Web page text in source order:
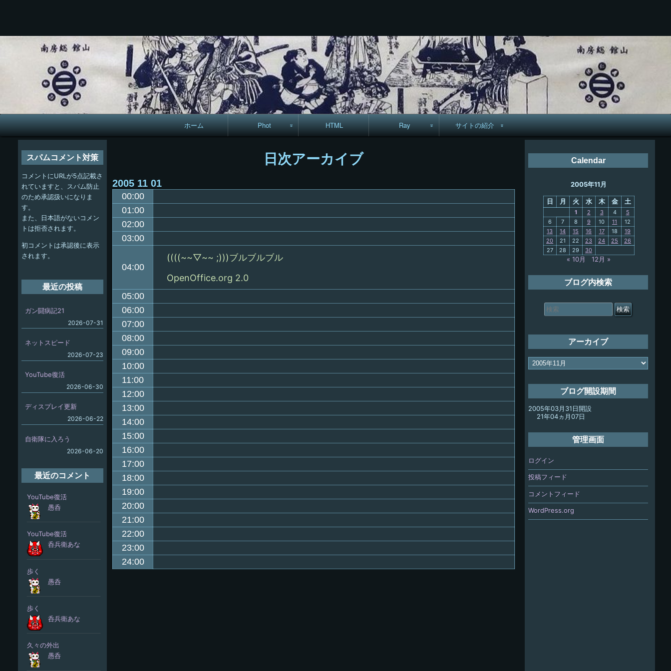
ン
ツ
へ
ス
キ
ッ
プ
22
POSTS-
3
COMMENTS-
9
13
12
7
5
5
8
メ
イ
ホーム Phot
コースマップ
手拭いの旅
HTML Ray サイトの紹介
PC略歴
My-PC
日次アーカイブ
2005 11 01
00:00
01:00
02:00
03:00
04:00
((((~~▽~~ ;)))ブルブルブル
OpenOffice.org 2.0
05:00
06:00
07:00
08:00
09:00
10:00
11:00
12:00
13:00
14:00
15:00
16:00
17:00
18:00
19:00
20:00
21:00
22:00
23:00
24:00
Calendar
2005年11月
日 月 火 水 木 金 土
1 2 3 4
5
6
7 8 9 10 11
12
13
14 15 16 17 18
19
20
21 22 23 24 25
26
27
28 29 30
« 10月 12月 »
ブログ内検索
索
対
アーカイブ
ア
ー
ブ
ブログ開設期間
2005年03月31日開設
21年04ヵ月07日
管理画面
ログイン
投稿フィード
コメントフィード
WordPress.org
スパムコメント対策
コメントにURLが5点記載さ
れていますと、スパム防止
のため承認扱いになりま
す。
また、日本語がないコメン
トは拒否されます。
初コメントは承認後に表示
されます。
最近の投稿
ガン闘病記21
2026-07-31
ネットスピード
2026-07-23
YouTube復活
2026-06-30
ディスプレイ更新
2026-06-22
自衛隊に入ろう
2026-06-20
最近のコメント